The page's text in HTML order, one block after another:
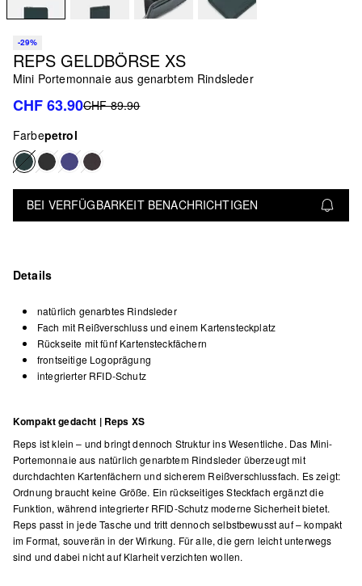
-29%
REPS GELDBÖRSE XS
Mini Portemonnaie aus genarbtem Rindsleder
CHF 63.90CHF 89.90
Farbepetrol
BEI VERFÜGBARKEIT BENACHRICHTIGEN
Details
natürlich genarbtes Rindsleder
Fach mit Reißverschluss und einem Kartensteckplatz
Rückseite mit fünf Kartensteckfächern
frontseitige Logoprägung
integrierter RFID-Schutz
Kompakt gedacht | Reps XS
Reps ist klein – und bringt dennoch Struktur ins Wesentliche. Das Mini-
Portemonnaie aus natürlich genarbtem Rindsleder überzeugt mit
durchdachten Kartenfächern und sicherem Reißverschlussfach. Es zeigt:
Ordnung braucht keine Größe. Ein rückseitiges Steckfach ergänzt die
Funktion, während integrierter RFID-Schutz moderne Sicherheit bietet.
Reps passt in jede Tasche und tritt dennoch selbstbewusst auf – kompakt
im Format, souverän in der Wirkung. Für alle, die gern leicht unterwegs
sind und dabei nicht auf Klarheit verzichten wollen.